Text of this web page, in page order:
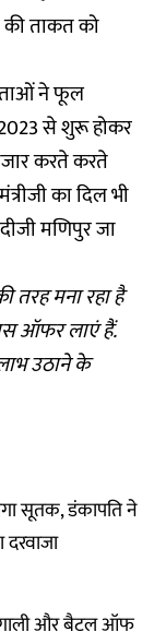
ताकत को
ने फूल
से शुरू होकर
करते करते
का दिल भी
मणिपुर जा
तरह मना रहा है
ऑफर लाएं हैं.
उठाने के
सूतक, डंकापति ने
गाली और बैटल ऑफ